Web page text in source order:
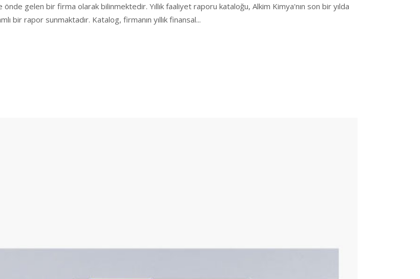
gelen bir firma olarak bilinmektedir. Yıllık faaliyet raporu kataloğu, Alkim Kimya'nın son bir yılda
bir rapor sunmaktadır. Katalog, firmanın yıllık finansal...